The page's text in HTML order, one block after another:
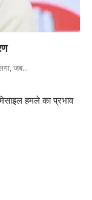
जब…